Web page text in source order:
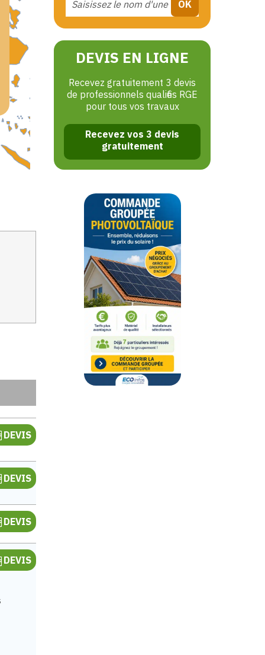
DEVIS
DEVIS
DEVIS
DEVIS
DEVIS EN LIGNE
Recevez gratuitement 3 devis
de professionnels qualifiés RGE
pour tous vos travaux
Recevez vos 3 devis
gratuitement